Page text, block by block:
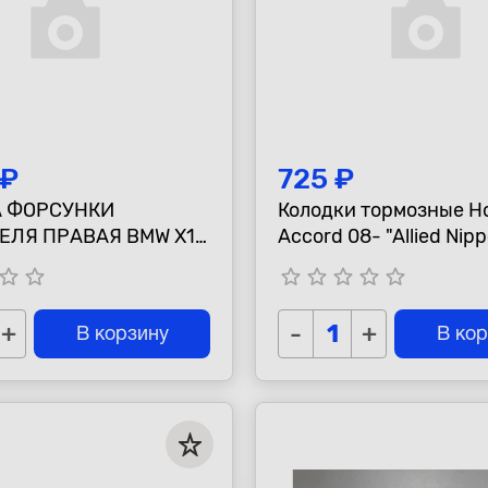
ПРАВАЯ BMW X1
star_border star_border
+ В корзину
725 ₽
Колодки тормозные
Accord 08- "Allied Nippon"
передние
star_border star_border star_border star_border star_border
- + В